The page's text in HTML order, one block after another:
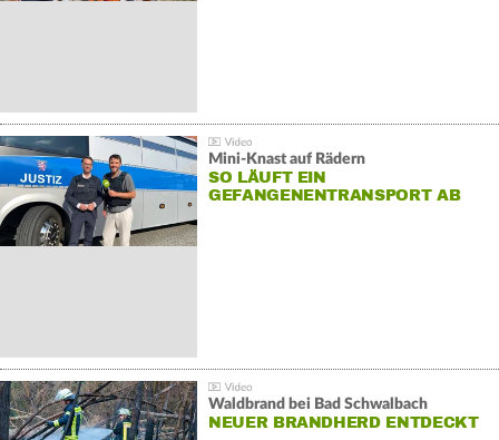
Mini-Knast auf Rädern
SO LÄUFT EIN
GEFANGENENTRANSPORT AB
Waldbrand bei Bad Schwalbach
NEUER BRANDHERD ENTDECKT